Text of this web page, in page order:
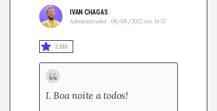
IVAN CHAGAS
Administrador 09/08/2022 em 14:57
2.155
I. Boa noite a todos!